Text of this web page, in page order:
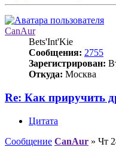
CanAur
Bets'Int'Kie
Сообщения: 2755
Зарегистрирован:
Откуда: Москва
Re: Как приручить
Цитата
Сообщение CanAur » Чт